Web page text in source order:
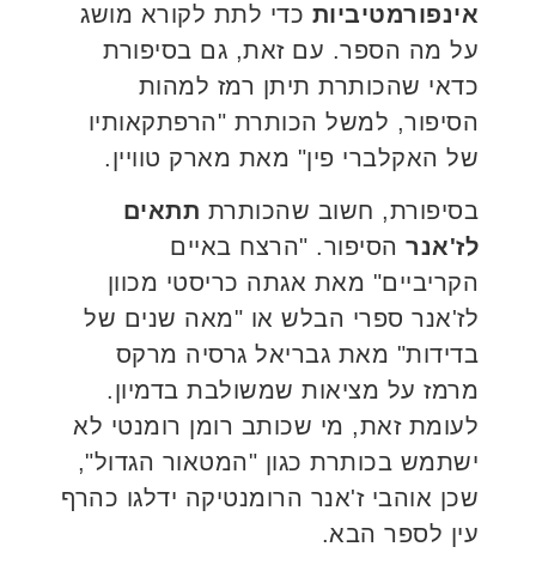
אינפורמטיביות כדי לתת לקורא מושג
על מה הספר. עם זאת, גם בסיפורת
כדאי שהכותרת תיתן רמז למהות
הסיפור, למשל הכותרת "הרפתקאותיו
של האקלברי פין" מאת מארק טוויין.
בסיפורת, חשוב שהכותרת תתאים
לז'אנר הסיפור. "הרצח באיים
הקריביים" מאת אגתה כריסטי מכוון
לז'אנר ספרי הבלש או "מאה שנים של
בדידות" מאת גבריאל גרסיה מרקס
מרמז על מציאות שמשולבת בדמיון.
לעומת זאת, מי שכותב רומן רומנטי לא
ישתמש בכותרת כגון "המטאור הגדול",
שכן אוהבי ז'אנר הרומנטיקה ידלגו כהרף
עין לספר הבא.